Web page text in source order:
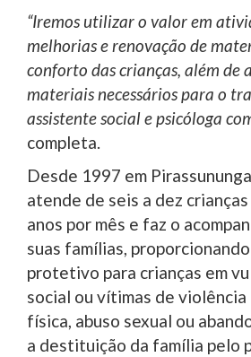
“Iremos utilizar o valor em
melhorias e renovação de
conforto das crianças, além de
materiais necessários para o
assistente social e psicóloga
completa.
Desde 1997 em
atende de seis a dez
anos por mês e faz o
suas famílias,
protetivo para crianças em
social ou vítimas de violência
física, abuso sexual ou
a destituição da família pelo